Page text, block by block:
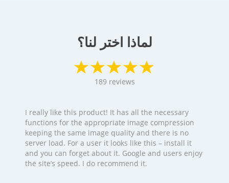
لماذا اختر لنا؟
189 reviews
I really like this product! It has all the necessary
functions for the appropriate image compression
keeping the same image quality and there is no
server load. For a user it looks like this – install it
and you can forget about it. Google and users enjoy
the site’s speed. I do recommend it.